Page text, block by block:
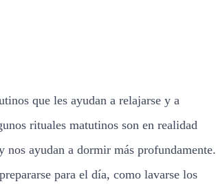
que les ayudan a relajarse y a
rituales matutinos son en realidad
nos ayudan a dormir más profundamente.
para el día, como lavarse los